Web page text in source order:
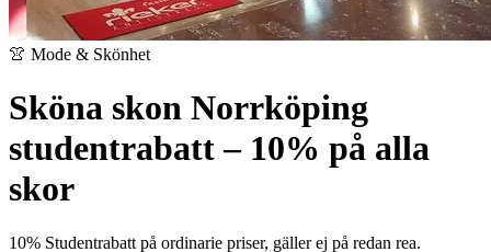
👚 Mode & Skönhet
Sköna skon Norrköping
studentrabatt – 10% på alla
skor
10% Studentrabatt på ordinarie priser, gäller ej på redan rea.